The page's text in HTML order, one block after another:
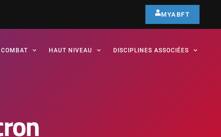
MYABFT
COMBAT HAUT NIVEAU DISCIPLINES ASSOCIÉES